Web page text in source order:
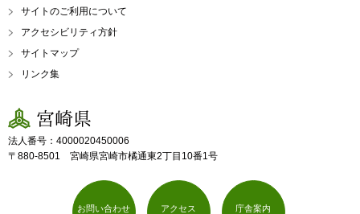
サイトのご利用について
アクセシビリティ方針
サイトマップ
リンク集
宮崎県
法人番号：4000020450006
〒880-8501 宮崎県宮崎市橘通東2丁目10番1号
お問い合わせ アクセス 庁舎案内